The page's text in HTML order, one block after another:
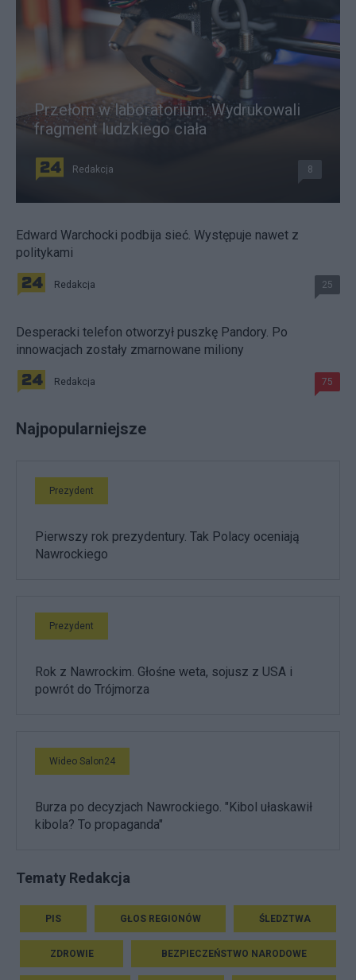
Przełom w laboratorium. Wydrukowali
fragment ludzkiego ciała
Redakcja 8
Edward Warchocki podbija sieć. Występuje nawet z
politykami
Redakcja 25
Desperacki telefon otworzył puszkę Pandory. Po
innowacjach zostały zmarnowane miliony
Redakcja 75
Najpopularniejsze
Prezydent
Pierwszy rok prezydentury. Tak Polacy oceniają
Nawrockiego
Prezydent
Rok z Nawrockim. Głośne weta, sojusz z USA i
powrót do Trójmorza
Wideo Salon24
Burza po decyzjach Nawrockiego. "Kibol ułaskawił
kibola? To propaganda"
Tematy Redakcja
PIS GŁOS REGIONÓW ŚLEDZTWA
ZDROWIE BEZPIECZEŃSTWO NARODOWE